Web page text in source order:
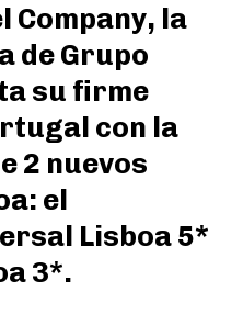
Company, la
de Grupo
su firme
con la
2 nuevos
el
Lisboa 5*
3*.